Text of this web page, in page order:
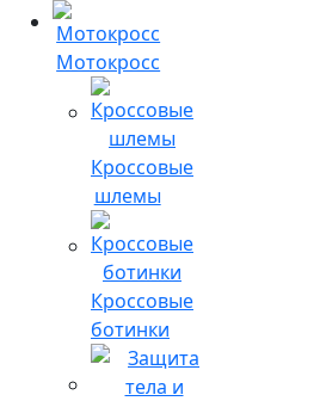
Мотокросс
Кроссовые
шлемы
Кроссовые
ботинки